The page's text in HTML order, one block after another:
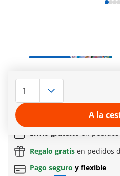
¡Feliz cumpleaños! Muchos
día perfecto! Con una caja
decorar superficies.
Más información
3 a 5 días
Envío gratuito en
Regalo gratis en pedidos
Pago seguro y flexible
A la